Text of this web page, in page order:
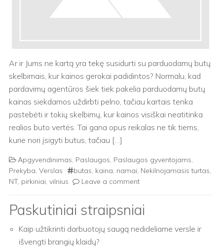
Ar ir Jums ne kartą yra tekę susidurti su parduodamų butų
skelbimais, kur kainos gerokai padidintos? Normalu, kad
pardavimų agentūros šiek tiek pakelia parduodamų butų
kainas siekdamos uždirbti pelno, tačiau kartais tenka
pastebėti ir tokių skelbimų, kur kainos visiškai neatitinka
realios buto vertės. Tai gana opus reikalas ne tik tiems,
kurie nori įsigyti butus, tačiau […]
Apgyvendinimas, Paslaugos, Paslaugos gyventojams,
Prekyba, Verslas butas, kaina, namai, Nekilnojamasis turtas,
NT, pirkiniai, vilnius Leave a comment
Paskutiniai straipsniai
Kaip užtikrinti darbuotojų saugą nedideliame versle ir
išvengti brangių klaidų?